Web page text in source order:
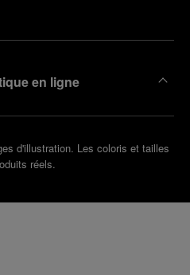
en ligne
d'illustration. Les coloris et tailles
réels.